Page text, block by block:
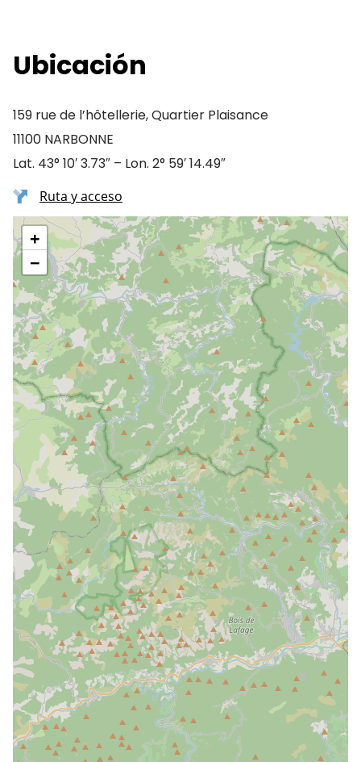
Ubicación
159 rue de l’hôtellerie, Quartier Plaisance
11100 NARBONNE
Lat. 43° 10′ 3.73″ – Lon. 2° 59′ 14.49″
Ruta y acceso
+
−